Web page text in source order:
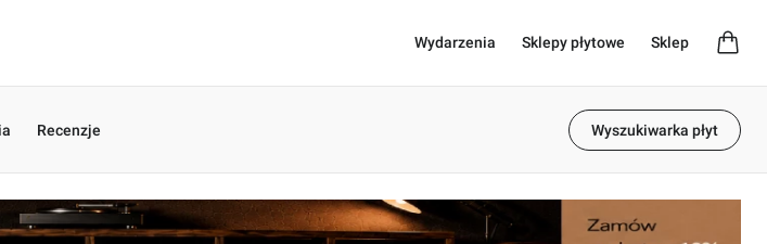
Wydarzenia Sklepy płytowe Sklep
Recenzje Wyszukiwarka płyt